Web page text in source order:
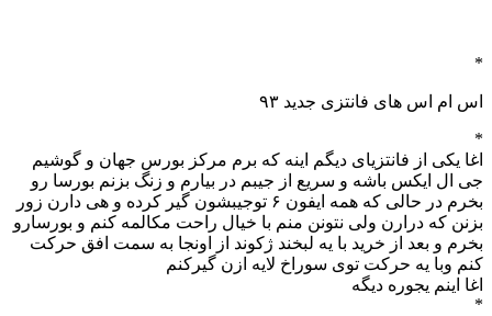
*
اس ام اس های فانتزی جدید ۹۳
*
اغا یکی از فانتزیای دیگم اینه که برم مرکز بورس جهان و گوشیم
جی ال ایکس باشه و سریع از جیبم در بیارم و زنگ بزنم بورسا رو
بخرم در حالی که همه ایفون ۶ توجیبشون گیر کرده و هی دارن زور
بزنن که درارن ولی نتونن منم با خیال راحت مکالمه کنم و بورسارو
بخرم و بعد از خرید با یه لبخند ژکوند از اونجا به سمت افق حرکت
کنم وبا یه حرکت توی سوراخ لایه ازن گیرکنم
اغا اینم یجوره دیگه
*